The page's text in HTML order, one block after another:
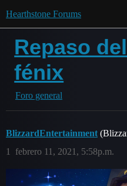
Hearthstone Forums
Repaso
fénix
Foro general
BlizzardEntertainment
febrero 11, 2021, 5:58p.m.
1